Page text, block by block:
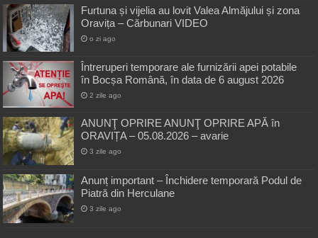
Furtuna și vijelia au lovit Valea Almăjului și zona
Oravița – Cărbunari VIDEO
o zi ago
Întreruperi temporare ale furnizării apei potabile
în Bocșa Română, în data de 6 august 2026
2 zile ago
ANUNŢ OPRIRE ANUNŢ OPRIRE APĂ în
ORAVIȚA – 05.08.2026 – avarie
3 zile ago
Anunț important – Închidere temporară Podul de
Piatră din Herculane
3 zile ago